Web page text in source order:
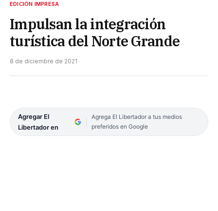
EDICIÓN IMPRESA
Impulsan la integración
turística del Norte Grande
8 de diciembre de 2021
Agregar El
Libertador en
Agrega El Libertador a tus medios
preferidos en Google